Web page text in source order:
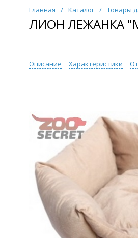
Главная / Каталог / Товары
ЛИОН ЛЕЖАНКА
Описание Характеристики